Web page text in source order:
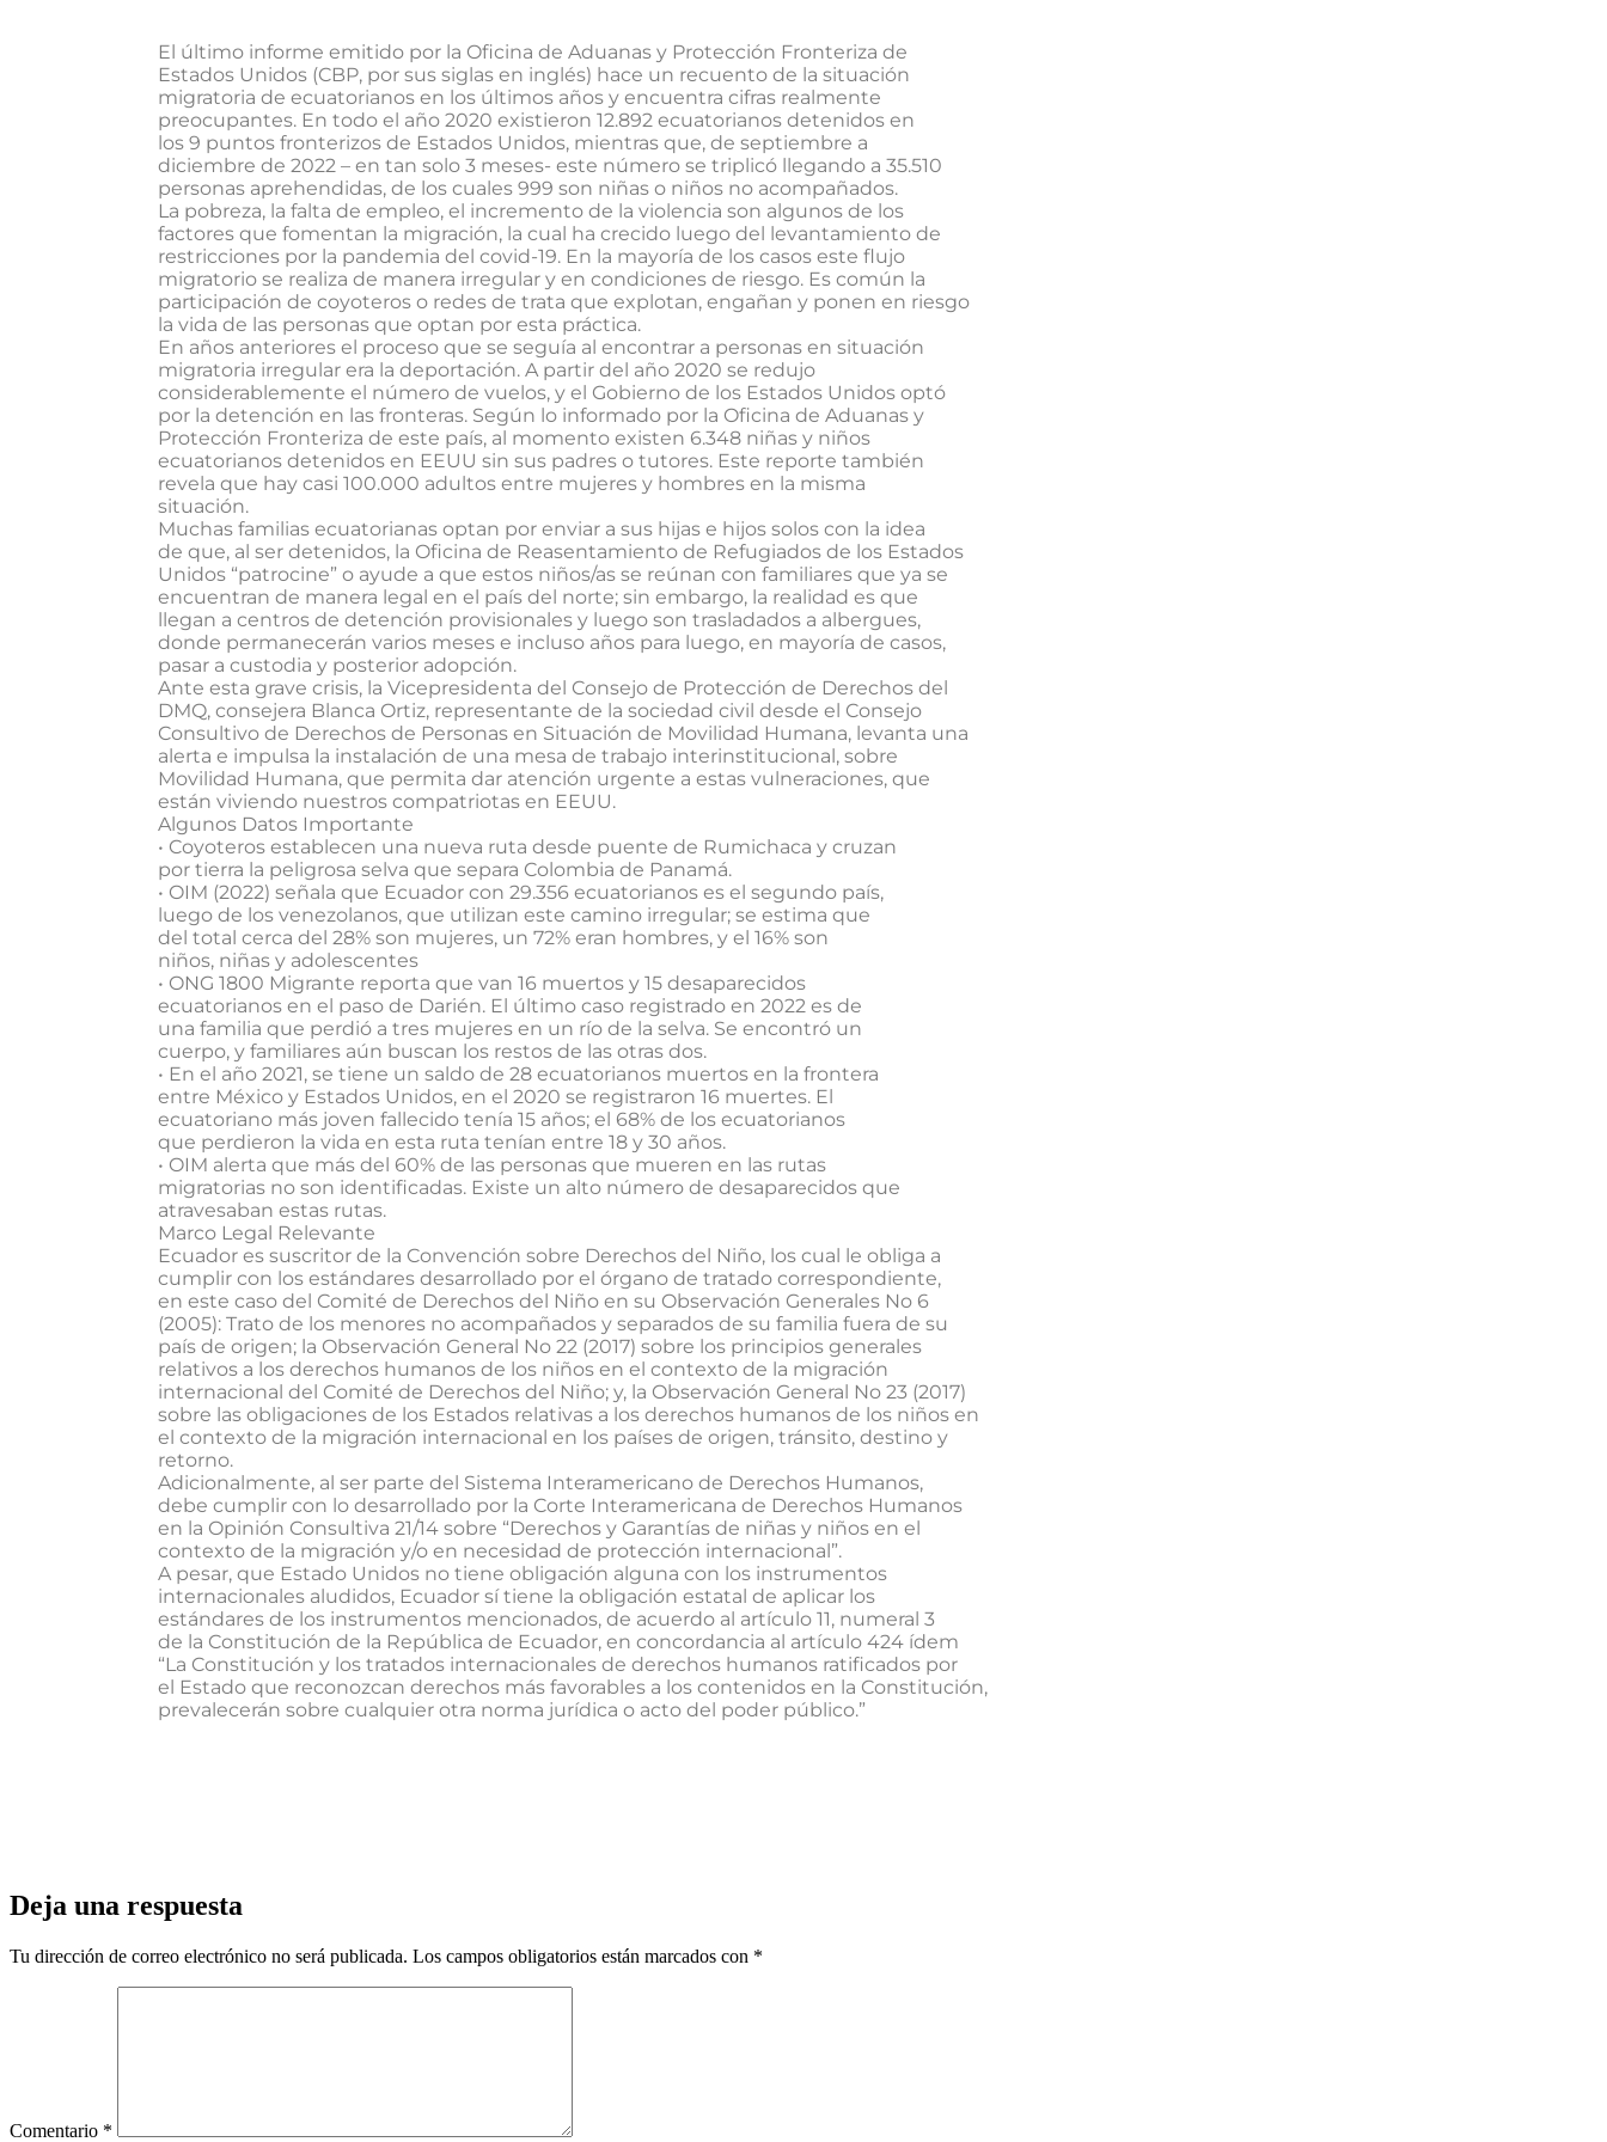
El último informe emitido por la Oficina de Aduanas y Protección Fronteriza de
Estados Unidos (CBP, por sus siglas en inglés) hace un recuento de la situación
migratoria de ecuatorianos en los últimos años y encuentra cifras realmente
preocupantes. En todo el año 2020 existieron 12.892 ecuatorianos detenidos en
los 9 puntos fronterizos de Estados Unidos, mientras que, de septiembre a
diciembre de 2022 – en tan solo 3 meses- este número se triplicó llegando a 35.510
personas aprehendidas, de los cuales 999 son niñas o niños no acompañados.
La pobreza, la falta de empleo, el incremento de la violencia son algunos de los
factores que fomentan la migración, la cual ha crecido luego del levantamiento de
restricciones por la pandemia del covid-19. En la mayoría de los casos este flujo
migratorio se realiza de manera irregular y en condiciones de riesgo. Es común la
participación de coyoteros o redes de trata que explotan, engañan y ponen en riesgo
la vida de las personas que optan por esta práctica.
En años anteriores el proceso que se seguía al encontrar a personas en situación
migratoria irregular era la deportación. A partir del año 2020 se redujo
considerablemente el número de vuelos, y el Gobierno de los Estados Unidos optó
por la detención en las fronteras. Según lo informado por la Oficina de Aduanas y
Protección Fronteriza de este país, al momento existen 6.348 niñas y niños
ecuatorianos detenidos en EEUU sin sus padres o tutores. Este reporte también
revela que hay casi 100.000 adultos entre mujeres y hombres en la misma
situación.
Muchas familias ecuatorianas optan por enviar a sus hijas e hijos solos con la idea
de que, al ser detenidos, la Oficina de Reasentamiento de Refugiados de los Estados
Unidos “patrocine” o ayude a que estos niños/as se reúnan con familiares que ya se
encuentran de manera legal en el país del norte; sin embargo, la realidad es que
llegan a centros de detención provisionales y luego son trasladados a albergues,
donde permanecerán varios meses e incluso años para luego, en mayoría de casos,
pasar a custodia y posterior adopción.
Ante esta grave crisis, la Vicepresidenta del Consejo de Protección de Derechos del
DMQ, consejera Blanca Ortiz, representante de la sociedad civil desde el Consejo
Consultivo de Derechos de Personas en Situación de Movilidad Humana, levanta una
alerta e impulsa la instalación de una mesa de trabajo interinstitucional, sobre
Movilidad Humana, que permita dar atención urgente a estas vulneraciones, que
están viviendo nuestros compatriotas en EEUU.
Algunos Datos Importante
• Coyoteros establecen una nueva ruta desde puente de Rumichaca y cruzan
por tierra la peligrosa selva que separa Colombia de Panamá.
• OIM (2022) señala que Ecuador con 29.356 ecuatorianos es el segundo país,
luego de los venezolanos, que utilizan este camino irregular; se estima que
del total cerca del 28% son mujeres, un 72% eran hombres, y el 16% son
niños, niñas y adolescentes
• ONG 1800 Migrante reporta que van 16 muertos y 15 desaparecidos
ecuatorianos en el paso de Darién. El último caso registrado en 2022 es de
una familia que perdió a tres mujeres en un río de la selva. Se encontró un
cuerpo, y familiares aún buscan los restos de las otras dos.
• En el año 2021, se tiene un saldo de 28 ecuatorianos muertos en la frontera
entre México y Estados Unidos, en el 2020 se registraron 16 muertes. El
ecuatoriano más joven fallecido tenía 15 años; el 68% de los ecuatorianos
que perdieron la vida en esta ruta tenían entre 18 y 30 años.
• OIM alerta que más del 60% de las personas que mueren en las rutas
migratorias no son identificadas. Existe un alto número de desaparecidos que
atravesaban estas rutas.
Marco Legal Relevante
Ecuador es suscritor de la Convención sobre Derechos del Niño, los cual le obliga a
cumplir con los estándares desarrollado por el órgano de tratado correspondiente,
en este caso del Comité de Derechos del Niño en su Observación Generales No 6
(2005): Trato de los menores no acompañados y separados de su familia fuera de su
país de origen; la Observación General No 22 (2017) sobre los principios generales
relativos a los derechos humanos de los niños en el contexto de la migración
internacional del Comité de Derechos del Niño; y, la Observación General No 23 (2017)
sobre las obligaciones de los Estados relativas a los derechos humanos de los niños en
el contexto de la migración internacional en los países de origen, tránsito, destino y
retorno.
Adicionalmente, al ser parte del Sistema Interamericano de Derechos Humanos,
debe cumplir con lo desarrollado por la Corte Interamericana de Derechos Humanos
en la Opinión Consultiva 21/14 sobre “Derechos y Garantías de niñas y niños en el
contexto de la migración y/o en necesidad de protección internacional”.
A pesar, que Estado Unidos no tiene obligación alguna con los instrumentos
internacionales aludidos, Ecuador sí tiene la obligación estatal de aplicar los
estándares de los instrumentos mencionados, de acuerdo al artículo 11, numeral 3
de la Constitución de la República de Ecuador, en concordancia al artículo 424 ídem
“La Constitución y los tratados internacionales de derechos humanos ratificados por
el Estado que reconozcan derechos más favorables a los contenidos en la Constitución,
prevalecerán sobre cualquier otra norma jurídica o acto del poder público.”
Deja una respuesta
Tu dirección de correo electrónico no será publicada. Los campos obligatorios están marcados con *
Comentario *